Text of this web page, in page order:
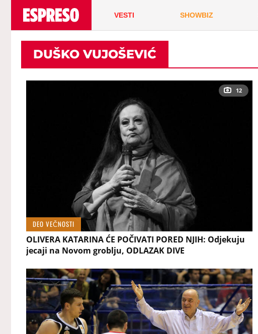
VESTI SHOWBIZ
DUŠKO VUJOŠEVIĆ
12
DEO VEČNOSTI
OLIVERA KATARINA ĆE POČIVATI PORED NJIH: Odjekuju
jecaji na Novom groblju, ODLAZAK DIVE